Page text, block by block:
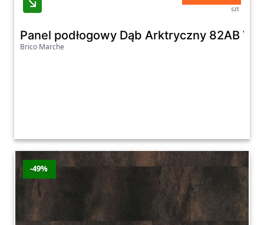
szt
Panel podłogowy Dąb Arktryczny 82AB
Brico Marche
-49%